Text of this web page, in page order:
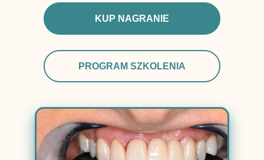
KUP NAGRANIE
PROGRAM SZKOLENIA